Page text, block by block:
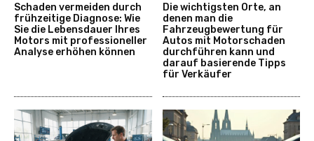
Schaden vermeiden durch
frühzeitige Diagnose: Wie
Sie die Lebensdauer Ihres
Motors mit professioneller
Analyse erhöhen können
Die wichtigsten Orte, an
denen man die
Fahrzeugbewertung für
Autos mit Motorschaden
durchführen kann und
darauf basierende Tipps
für Verkäufer